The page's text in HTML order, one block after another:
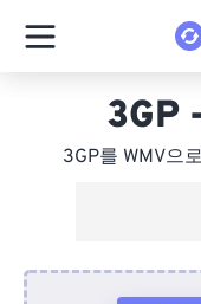
3GP
3GP를 WMV으